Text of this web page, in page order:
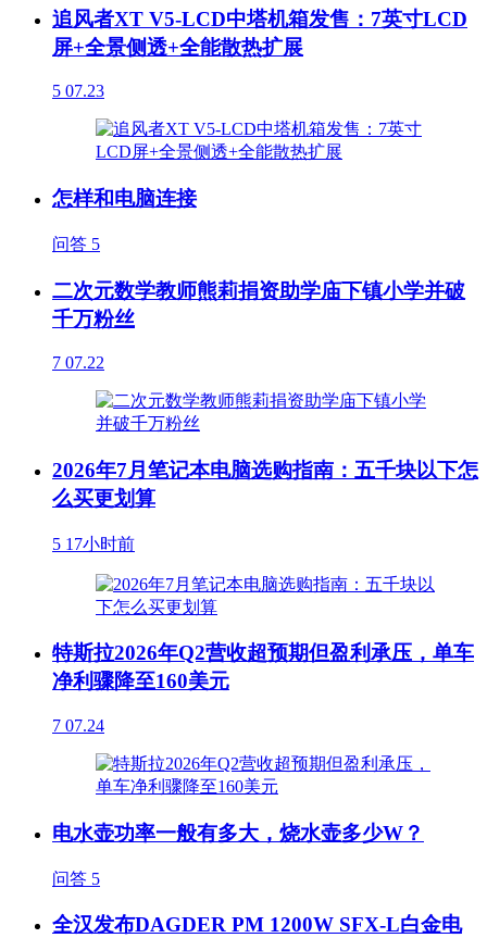
追风者XT V5-LCD中塔机箱发售：7英寸LCD
屏+全景侧透+全能散热扩展
5 07.23
怎样和电脑连接
问答 5
二次元数学教师熊莉捐资助学庙下镇小学并破
千万粉丝
7 07.22
2026年7月笔记本电脑选购指南：五千块以下怎
么买更划算
5 17小时前
特斯拉2026年Q2营收超预期但盈利承压，单车
净利骤降至160美元
7 07.24
电水壶功率一般有多大，烧水壶多少W？
问答 5
全汉发布DAGDER PM 1200W SFX-L白金电